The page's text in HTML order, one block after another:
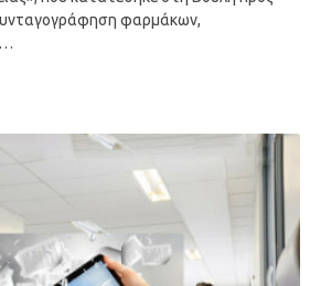
φαρμάκων,
…